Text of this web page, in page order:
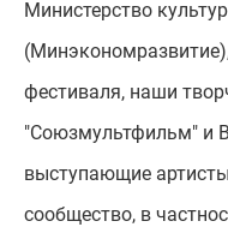
Министерство
фестиваля, наши
"Союзмультфильм" и
выступающие
сообщество, в